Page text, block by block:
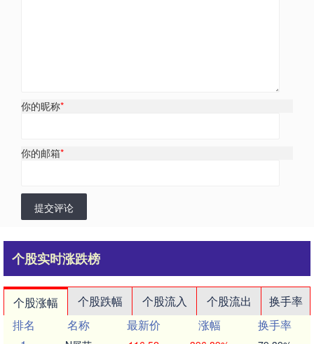
你的昵称*
你的邮箱*
提交评论
个股实时涨跌榜
个股涨幅 个股跌幅 个股流入 个股流出
换手率
排名
名称 最新价 涨幅
换手率